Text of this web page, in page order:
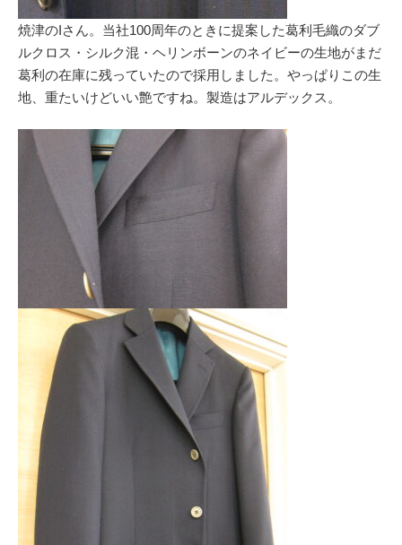
焼津のIさん。当社100周年のときに提案した葛利毛織のダブ
ルクロス・シルク混・ヘリンボーンのネイビーの生地がまだ
葛利の在庫に残っていたので採用しました。やっぱりこの生
地、重たいけどいい艶ですね。製造はアルデックス。